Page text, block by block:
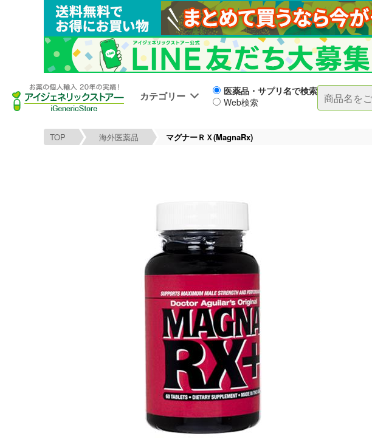
カテゴリー
医薬品・サプリ名で検索
Web検索
TOP 海外医薬品 マグナーＲＸ(MagnaRx)